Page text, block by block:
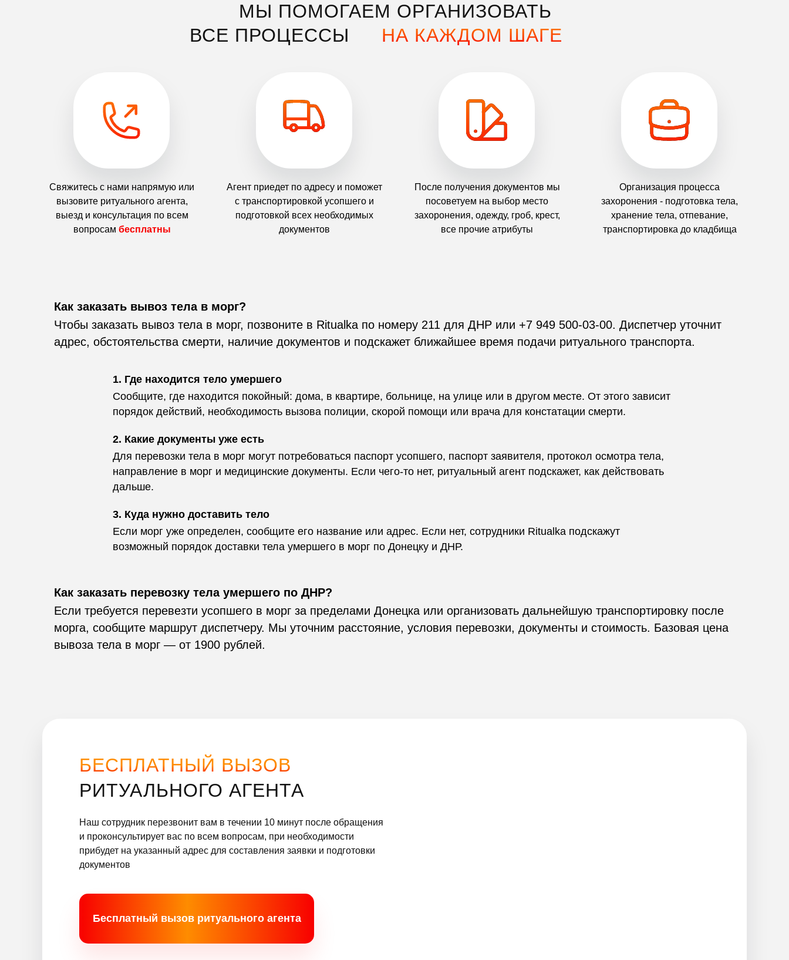
МЫ ПОМОГАЕМ ОРГАНИЗОВАТЬ
НА КАЖДОМ ШАГЕ
ВСЕ ПРОЦЕССЫ
Свяжитесь с нами напрямую или
вызовите ритуального агента,
выезд и консультация по всем
вопросам бесплатны
Агент приедет по адресу и поможет
с транспортировкой усопшего и
подготовкой всех необходимых
документов
После получения документов мы
посоветуем на выбор место
захоронения, одежду, гроб, крест,
все прочие атрибуты
Организация процесса
захоронения - подготовка тела,
хранение тела, отпевание,
транспортировка до кладбища
Как заказать вывоз тела в морг?
Чтобы заказать вывоз тела в морг, позвоните в Ritualka по номеру 211 для ДНР или +7 949 500-03-00. Диспетчер уточнит
адрес, обстоятельства смерти, наличие документов и подскажет ближайшее время подачи ритуального транспорта.
1. Где находится тело умершего
Сообщите, где находится покойный: дома, в квартире, больнице, на улице или в другом месте. От этого зависит
порядок действий, необходимость вызова полиции, скорой помощи или врача для констатации смерти.
2. Какие документы уже есть
Для перевозки тела в морг могут потребоваться паспорт усопшего, паспорт заявителя, протокол осмотра тела,
направление в морг и медицинские документы. Если чего-то нет, ритуальный агент подскажет, как действовать
дальше.
3. Куда нужно доставить тело
Если морг уже определен, сообщите его название или адрес. Если нет, сотрудники Ritualka подскажут
возможный порядок доставки тела умершего в морг по Донецку и ДНР.
Как заказать перевозку тела умершего по ДНР?
Если требуется перевезти усопшего в морг за пределами Донецка или организовать дальнейшую транспортировку после
морга, сообщите маршрут диспетчеру. Мы уточним расстояние, условия перевозки, документы и стоимость. Базовая цена
вывоза тела в морг — от 1900 рублей.
Бесплатный вызов ритуального агента
БЕСПЛАТНЫЙ ВЫЗОВ
РИТУАЛЬНОГО АГЕНТА
Наш сотрудник перезвонит вам в течении 10 минут после обращения
и проконсультирует вас по всем вопросам, при необходимости
прибудет на указанный адрес для составления заявки и подготовки
документов